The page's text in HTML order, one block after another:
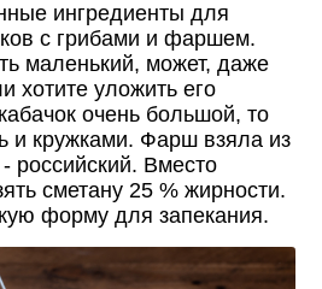
ингредиенты для
с грибами и фаршем.
маленький, может, даже
хотите уложить его
очень большой, то
и кружками. Фарш взяла из
российский. Вместо
сметану 25 % жирности.
форму для запекания.